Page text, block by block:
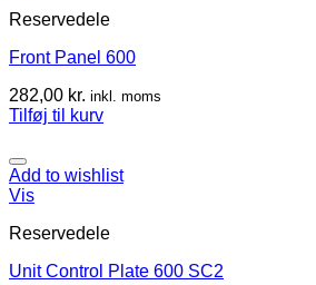
Reservedele
Front Panel 600
282,00 kr. inkl. moms
Tilføj til kurv
Add to wishlist
Vis
Reservedele
Unit Control Plate 600 SC2